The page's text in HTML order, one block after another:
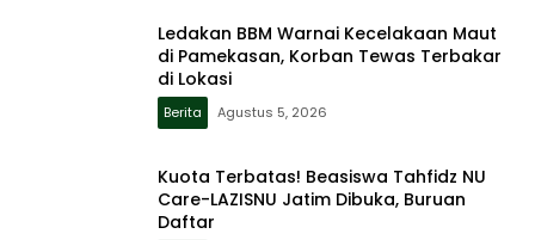
Ledakan BBM Warnai Kecelakaan Maut
di Pamekasan, Korban Tewas Terbakar
di Lokasi
Berita Agustus 5, 2026
Kuota Terbatas! Beasiswa Tahfidz NU
Care-LAZISNU Jatim Dibuka, Buruan
Daftar